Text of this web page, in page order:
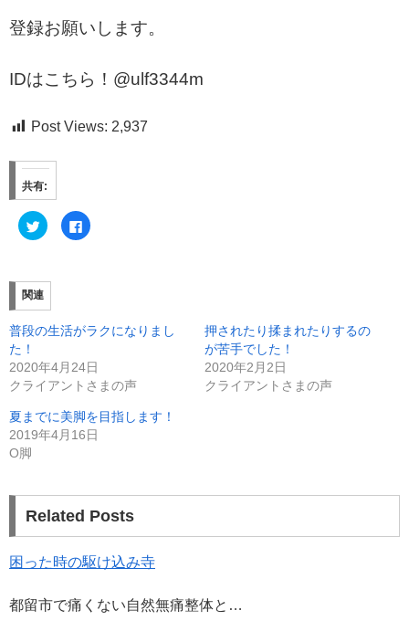
登録お願いします。
IDはこちら！@ulf3344m
Post Views: 2,937
共有:
ク
リ
T
w
i
t
で
共
有
新
し
い
ウ
で
開
き
す
F
a
有
に
は
ク
ッ
ク
し
て
(
新
し
ウ
ン
ド
開
き
関連
普段の生活がラクになりまし
た！
2020年4月24日
クライアントさまの声
押されたり揉まれたりするの
が苦手でした！
2020年2月2日
クライアントさまの声
夏までに美脚を目指します！
2019年4月16日
O脚
Related Posts
困った時の駆け込み寺
都留市で痛くない自然無痛整体と…